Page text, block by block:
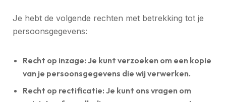
Je hebt de volgende rechten met betrekking tot je
persoonsgegevens:
Recht op inzage: Je kunt verzoeken om een kopie
van je persoonsgegevens die wij verwerken.
Recht op rectificatie: Je kunt ons vragen om